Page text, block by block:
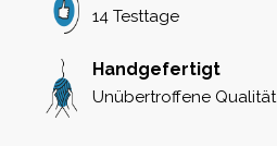
14 Testtage
Handgefertigt
Unübertroffene Qualität